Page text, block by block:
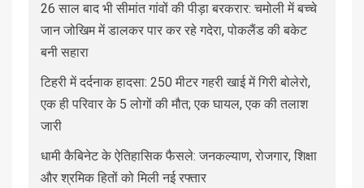
26 साल बाद भी सीमांत गांवों की पीड़ा बरकरार: चमोली में बच्चे
जान जोखिम में डालकर पार कर रहे गदेरा, पोकलैंड की बकेट
बनी सहारा
टिहरी में दर्दनाक हादसा: 250 मीटर गहरी खाई में गिरी बोलेरो,
एक ही परिवार के 5 लोगों की मौत; एक घायल, एक की तलाश
जारी
धामी कैबिनेट के ऐतिहासिक फैसले: जनकल्याण, रोजगार, शिक्षा
और श्रमिक हितों को मिली नई रफ्तार